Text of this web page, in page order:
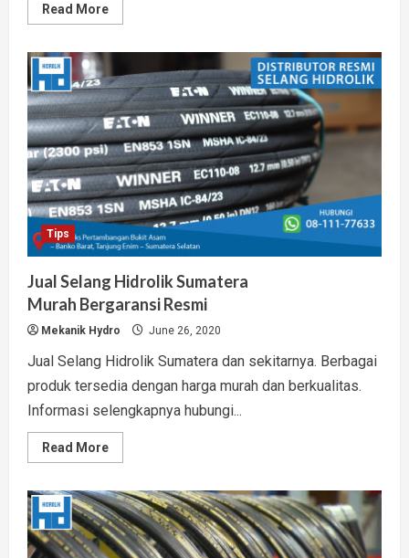
Read MoreRead
more
Temukan
Toko
Selang
Hidrolik
Terdekat
Berkualitas
Tips
Jual Selang Hidrolik Sumatera
Murah Bergaransi Resmi
Mekanik Hydro June 26, 2020
Jual Selang Hidrolik Sumatera dan sekitarnya. Berbagai
produk tersedia dengan harga murah dan berkualitas.
Informasi selengkapnya hubungi...
Read MoreRead
more
Selang
Hidrolik
Sumatera
Murah Bergaransi
Resmi